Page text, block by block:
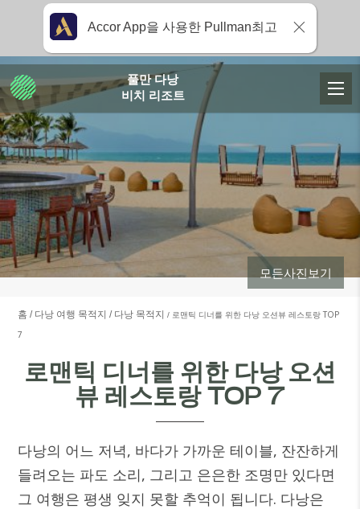
모든사진보기
홈 다낭 여행 목적지 다낭 목적지
로맨틱 디너를 위한 다낭 오션뷰 레스토랑 TOP
7
로맨틱 디너를 위한 다낭 오션
뷰 레스토랑 TOP 7
다낭의 어느 저녁, 바다가 가까운 테이블, 잔잔하게
들려오는 파도 소리, 그리고 은은한 조명만 있다면
그 여행은 평생 잊지 못할 추억이 됩니다. 다낭은
풀만 다낭
비치 리조트
Accor App을 사용한 Pullman최고